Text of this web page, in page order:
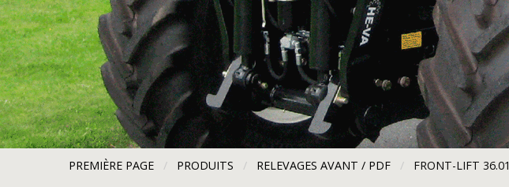
PREMIÈRE PAGE PRODUITS RELEVAGES AVANT / PDF CURRENT:
FRONT-LIFT 36.01